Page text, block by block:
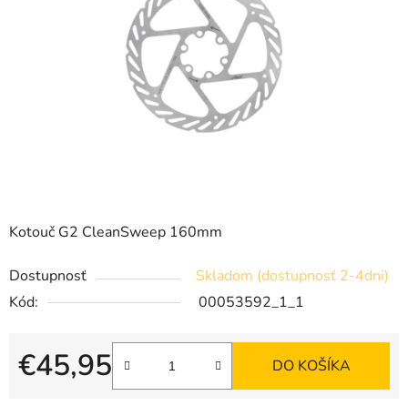
Kotouč G2 CleanSweep 160mm
Dostupnosť
Skladom (dostupnosť 2-4dni)
Kód:
00053592_1_1
€45,95
Jednotková cena:
DO KOŠÍKA